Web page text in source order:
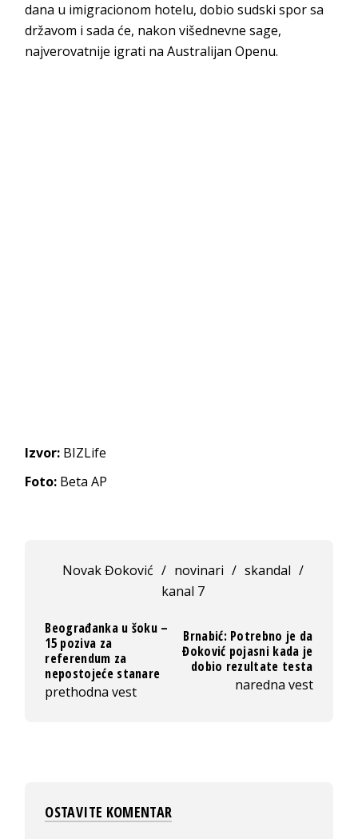
dana u imigracionom hotelu, dobio sudski spor sa
državom i sada će, nakon višednevne sage,
najverovatnije igrati na Australijan Openu.
Izvor: BIZLife
Foto: Beta AP
Novak Đoković / novinari / skandal /
kanal 7
Beograđanka u šoku –
15 poziva za
referendum za
nepostojeće stanare
prethodna vest
Brnabić: Potrebno je da
Đoković pojasni kada je
dobio rezultate testa
naredna vest
OSTAVITE KOMENTAR